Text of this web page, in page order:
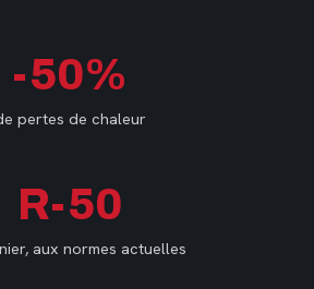
-50%
pertes de chaleur
R-50
aux normes actuelles